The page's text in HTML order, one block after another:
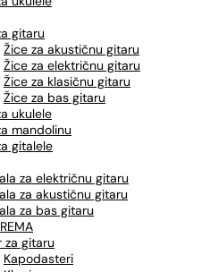
gitaru
Žice za akustičnu gitaru
Žice za električnu gitaru
Žice za klasičnu gitaru
Žice za bas gitaru
ukulele
mandolinu
gitalele
za električnu gitaru
za akustičnu gitaru
za bas gitaru
za gitaru
Kapodasteri